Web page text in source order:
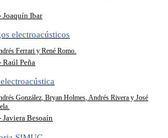
Joaquín Ibar
electroacústicos
Ferrari y René Romo.
Peña
González, Bryan Holmes, Andrés Rivera y José
Besoaín